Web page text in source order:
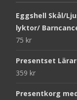
Eggshell Skål/
lyktor/
75 kr
Presentset
359 kr
Presentkorg